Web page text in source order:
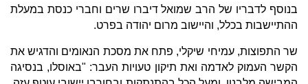
בנוסף לדבריו של הרב שמואל דיברו שרים וחברי כנסת במעלת
ההתיישבות בכלל, והיישוב מרום יהודה בפרט.
שר התפוצות, עמיחי שיקלי, פתח את מסכת הנאומים והדגיש את
הקשר העמוק לאדמה ואת תיקון טעויות העבר: "באוסלו, בנסיגה